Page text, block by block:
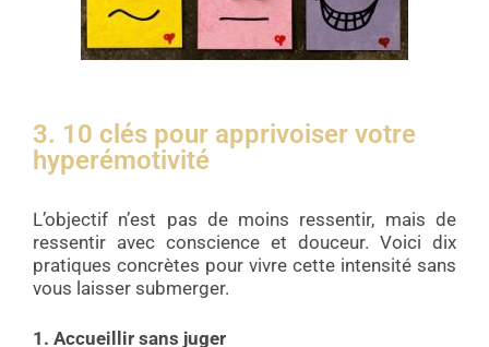
3. 10 clés pour apprivoiser votre
hyperémotivité
L’objectif n’est pas de moins ressentir, mais de
ressentir avec conscience et douceur. Voici dix
pratiques concrètes pour vivre cette intensité sans
vous laisser submerger.
1. Accueillir sans juger